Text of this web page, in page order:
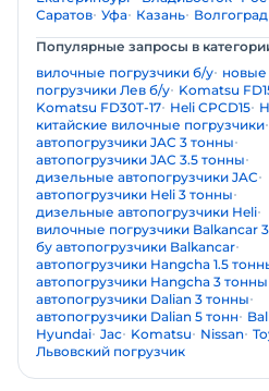
Саратов Уфа Казань Волгоград
Популярные запросы в
вилочные погрузчики б/у новые
погрузчики Лев б/у Komatsu
Komatsu FD30T-17 Heli CPCD15
китайские вилочные погрузчики
автопогрузчики JAC 3 тонны
автопогрузчики JAC 3.5 тонны
дизельные автопогрузчики JAC
автопогрузчики Heli 3 тонны
дизельные автопогрузчики Heli
вилочные погрузчики Balkancar
бу автопогрузчики Balkancar
автопогрузчики Hangcha 1.5
автопогрузчики Hangcha 3 тонны
автопогрузчики Dalian 3 тонны
автопогрузчики Dalian 5 тонн
Hyundai Jac Komatsu Nissan
Львовский погрузчик